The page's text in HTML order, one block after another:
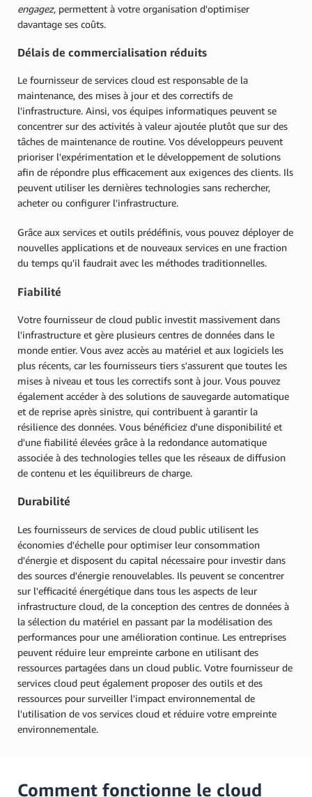
engagez, permettent à votre organisation d'optimiser
davantage ses coûts.
Délais de commercialisation réduits
Le fournisseur de services cloud est responsable de la
maintenance, des mises à jour et des correctifs de
l'infrastructure. Ainsi, vos équipes informatiques peuvent se
concentrer sur des activités à valeur ajoutée plutôt que sur des
tâches de maintenance de routine. Vos développeurs peuvent
prioriser l'expérimentation et le développement de solutions
afin de répondre plus efficacement aux exigences des clients. Ils
peuvent utiliser les dernières technologies sans rechercher,
acheter ou configurer l'infrastructure.
Grâce aux services et outils prédéfinis, vous pouvez déployer de
nouvelles applications et de nouveaux services en une fraction
du temps qu'il faudrait avec les méthodes traditionnelles.
Fiabilité
Votre fournisseur de cloud public investit massivement dans
l'infrastructure et gère plusieurs centres de données dans le
monde entier. Vous avez accès au matériel et aux logiciels les
plus récents, car les fournisseurs tiers s'assurent que toutes les
mises à niveau et tous les correctifs sont à jour. Vous pouvez
également accéder à des solutions de sauvegarde automatique
et de reprise après sinistre, qui contribuent à garantir la
résilience des données. Vous bénéficiez d'une disponibilité et
d'une fiabilité élevées grâce à la redondance automatique
associée à des technologies telles que les réseaux de diffusion
de contenu et les équilibreurs de charge.
Durabilité
Les fournisseurs de services de cloud public utilisent les
économies d'échelle pour optimiser leur consommation
d'énergie et disposent du capital nécessaire pour investir dans
des sources d'énergie renouvelables. Ils peuvent se concentrer
sur l'efficacité énergétique dans tous les aspects de leur
infrastructure cloud, de la conception des centres de données à
la sélection du matériel en passant par la modélisation des
performances pour une amélioration continue. Les entreprises
peuvent réduire leur empreinte carbone en utilisant des
ressources partagées dans un cloud public. Votre fournisseur de
services cloud peut également proposer des outils et des
ressources pour surveiller l'impact environnemental de
l'utilisation de vos services cloud et réduire votre empreinte
environnementale.
Comment fonctionne le cloud